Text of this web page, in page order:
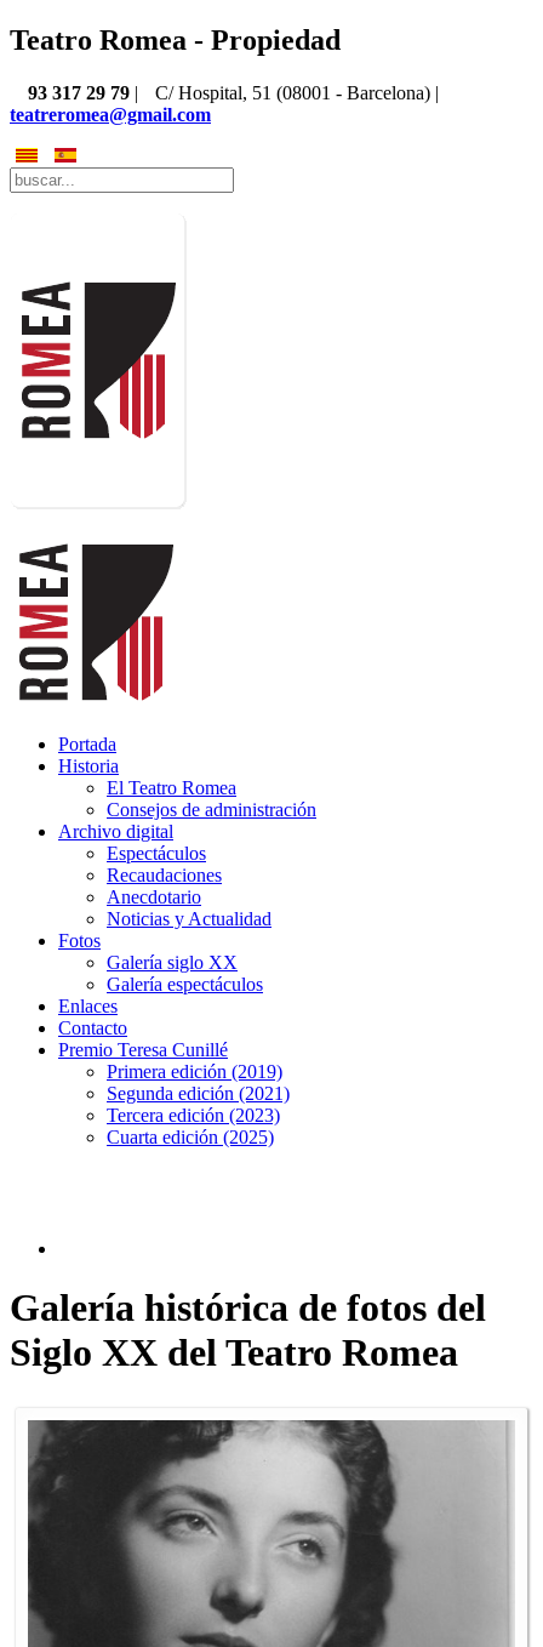
Teatro Romea - Propiedad
93 317 29 79 |
C/ Hospital, 51 (08001 - Barcelona) |
teatreromea@gmail.com
Portada
Historia
El Teatro Romea
Consejos de administración
Archivo digital
Espectáculos
Recaudaciones
Anecdotario
Noticias y Actualidad
Fotos
Galería siglo XX
Galería espectáculos
Enlaces
Contacto
Premio Teresa Cunillé
Primera edición (2019)
Segunda edición (2021)
Tercera edición (2023)
Cuarta edición (2025)
Galería histórica de fotos del
Siglo XX del Teatro Romea